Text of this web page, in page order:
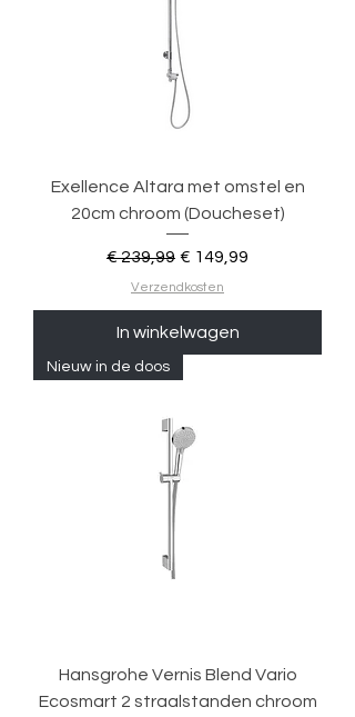
Exellence Altara met omstel en
20cm chroom (Doucheset)
Normale prijs
€ 239,99 Verkoopprijs
€ 149,99
Verzendkosten
In winkelwagen
Nieuw in de doos
Hansgrohe Vernis Blend Vario
Ecosmart 2 straalstanden chroom